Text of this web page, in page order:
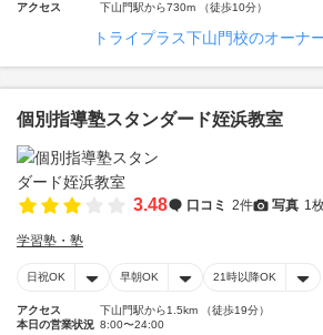
アクセス 下山門駅から730m （徒歩10分）
トライプラス下山門校のオーナ
個別指導塾スタンダード姪浜教室
3.48 口コミ 2件 写真 1
学習塾・塾
日祝OK 早朝OK 21時以降OK
アクセス
下山門駅から1.5km （徒歩19分）
本日の営業状況 8:00〜24:00